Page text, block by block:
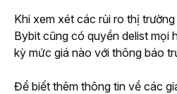
Khi xem xét các rủi ro thị
Bybit cũng có quyền delist mọi
kỳ mức giá nào với thông báo
Để biết thêm thông tin về các